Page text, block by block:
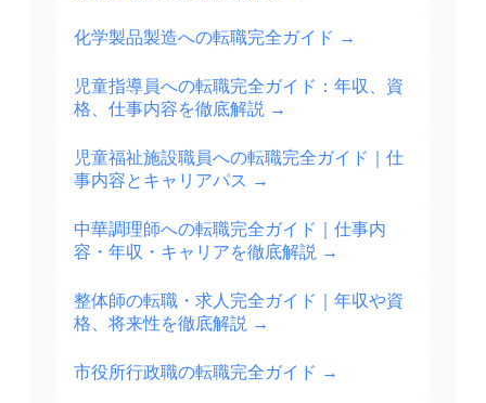
化学製品製造への転職完全ガイド →
児童指導員への転職完全ガイド：年収、資
格、仕事内容を徹底解説 →
児童福祉施設職員への転職完全ガイド｜仕
事内容とキャリアパス →
中華調理師への転職完全ガイド｜仕事内
容・年収・キャリアを徹底解説 →
整体師の転職・求人完全ガイド｜年収や資
格、将来性を徹底解説 →
市役所行政職の転職完全ガイド →